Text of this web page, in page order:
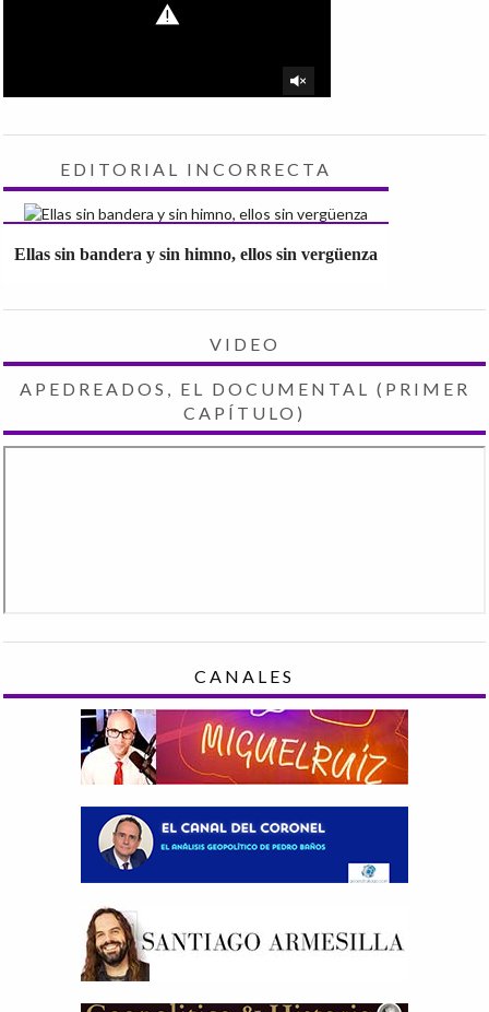
EDITORIAL INCORRECTA
Ellas sin bandera y sin himno, ellos sin vergüenza
VIDEO
APEDREADOS, EL DOCUMENTAL (PRIMER
CAPÍTULO)
CANALES